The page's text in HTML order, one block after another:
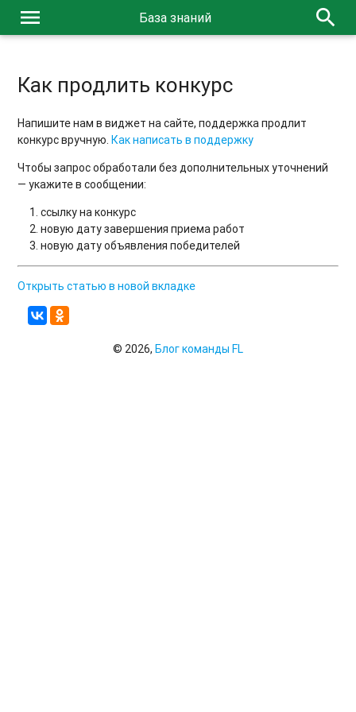
menu База знаний search
Как продлить конкурс
Напишите нам в виджет на сайте, поддержка продлит
конкурс вручную.Как написать в поддержку
Чтобы запрос обработали без дополнительных уточнений
— укажите в сообщении:
ссылку на конкурс
новую дату завершения приема работ
новую дату объявления победителей
Открыть статью в новой вкладке
© 2026, Блог команды FL